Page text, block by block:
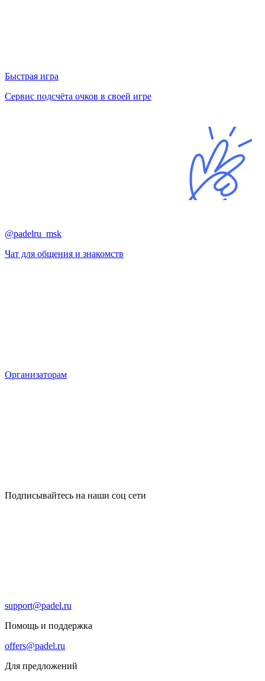
Быстрая игра
Сервис подсчёта очков в своей игре
@padelru_msk
Чат для общения и знакомств
Организаторам
Подписывайтесь на наши соц сети
support@padel.ru
Помощь и поддержка
offers@padel.ru
Для предложений